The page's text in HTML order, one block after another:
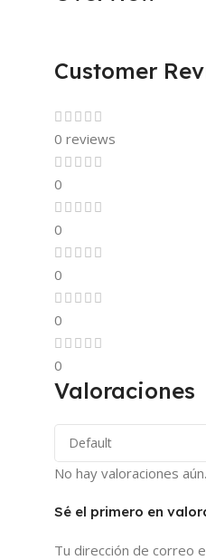
Customer
0 reviews
0
0
0
0
0
Valoraciones
No hay valoraciones aún.
Sé el primero en
Tu dirección de correo